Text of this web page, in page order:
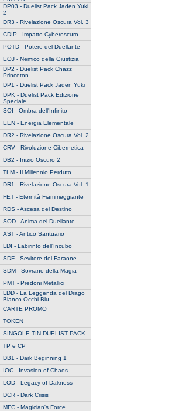
DP03 - Duelist Pack Jaden Yuki
2
DR3 - Rivelazione Oscura Vol. 3
CDIP - Impatto Cyberoscuro
POTD - Potere del Duellante
EOJ - Nemico della Giustizia
DP2 - Duelist Pack Chazz
Princeton
DP1 - Duelist Pack Jaden Yuki
DPK - Duelist Pack Edizione
Speciale
SOI - Ombra dell'Infinito
EEN - Energia Elementale
DR2 - Rivelazione Oscura Vol. 2
CRV - Rivoluzione Cibernetica
DB2 - Inizio Oscuro 2
TLM - Il Millennio Perduto
DR1 - Rivelazione Oscura Vol. 1
FET - Eternità Fiammeggiante
RDS - Ascesa del Destino
SOD - Anima del Duellante
AST - Antico Santuario
LDI - Labirinto dell'Incubo
SDF - Sevitore del Faraone
SDM - Sovrano della Magia
PMT - Predoni Metallici
LDD - La Leggenda del Drago
Bianco Occhi Blu
CARTE PROMO
TOKEN
SINGOLE TIN DUELIST PACK
TP e CP
DB1 - Dark Beginning 1
IOC - Invasion of Chaos
LOD - Legacy of Dakness
DCR - Dark Crisis
MFC - Magician's Force